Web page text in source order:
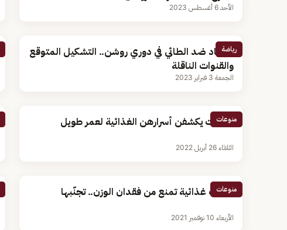
الأحد 6 أغسطس 2023
رياضة
الاتحاد ضد الطائي في دوري روشن.. التشكيل المتوقع
والقنوات الناقلة
الجمعة 3 فبراير 2023
منوعات
سيدات يكشفن أسرارهن الغذائية لعمر طويل
الثلاثاء 26 أبريل 2022
منوعات
عادات غذائية تمنع من فقدان الوزن.. تجنّبها
الأربعاء 10 نوفمبر 2021